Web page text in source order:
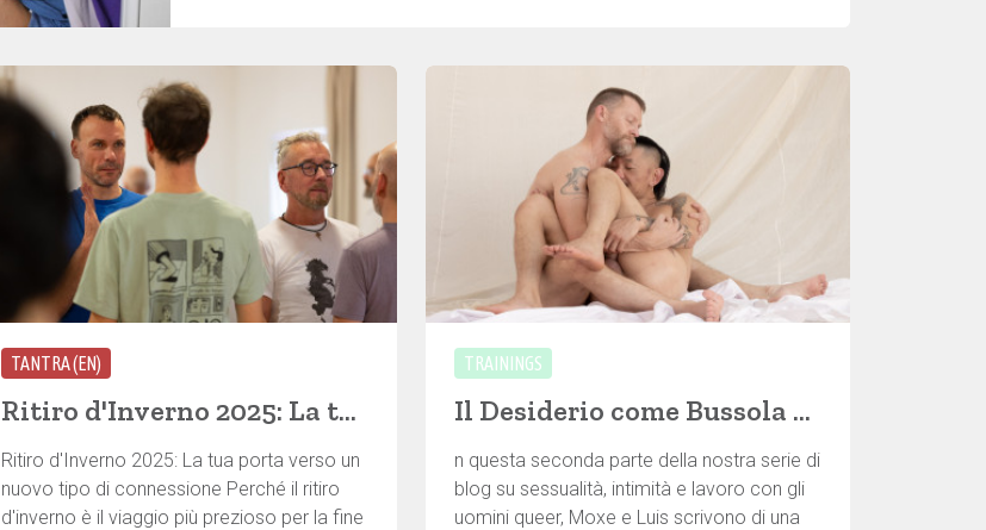
TANTRA (EN)
Ritiro d'Inverno 2025: La tua porta verso un nuovo tipo di connessione
Ritiro d'Inverno 2025: La tua porta verso un
nuovo tipo di connessione Perché il ritiro
d'inverno è il viaggio più prezioso per la fine
TRAININGS
Il Desiderio come Bussola – Come il nostro desiderio ci mostra la via
n questa seconda parte della nostra serie di
blog su sessualità, intimità e lavoro con gli
uomini queer, Moxe e Luis scrivono di una